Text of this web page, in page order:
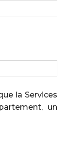
la Services
un